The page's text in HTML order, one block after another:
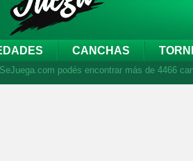
CANCHAS
podés encontrar más de 4466